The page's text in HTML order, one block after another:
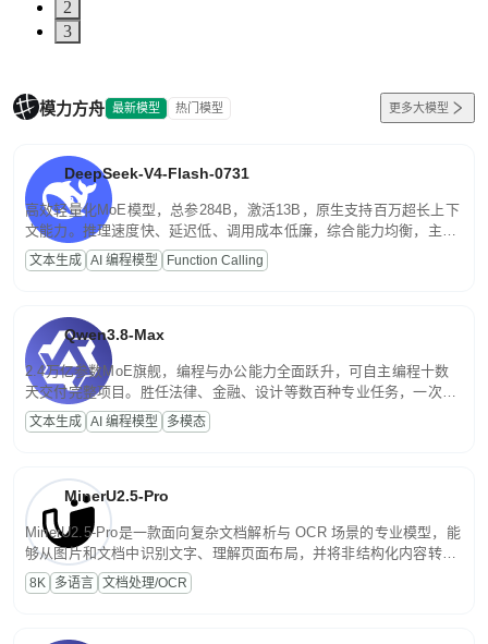
2
3
模力方舟 最新模型 热门模型 更多大模型
DeepSeek-V4-Flash-0731
高效轻量化MoE模型，总参284B，激活13B，原生支持百万超长上下
文能力。推理速度快、延迟低、调用成本低廉，综合能力均衡，主打
高并发、轻量化任务，适合日常对话、内容创作、基础 RAG、批量
文案处理等普惠刚需场景。
文本生成 AI 编程模型 Function Calling
Qwen3.8-Max
2.4万亿参数MoE旗舰，编程与办公能力全面跃升，可自主编程十数
天交付完整项目。胜任法律、金融、设计等数百种专业任务，一次对
话端到端交付生产级成果。原生视觉理解贯穿规划、执行与验证全流
程，支持超长文档与长视频的深度语义解析。长程任务中自主规划与
文本生成 AI 编程模型 多模态
MinerU2.5-Pro
MinerU2.5-Pro是一款面向复杂文档解析与 OCR 场景的专业模型，能
够从图片和文档中识别文字、理解页面布局，并将非结构化内容转换
为便于存储、检索和二次处理的结构化结果。
8K 多语言 文档处理/OCR